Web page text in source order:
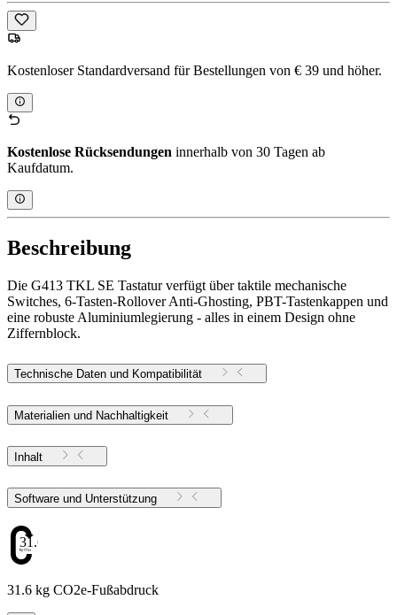
Kostenloser Standardversand für Bestellungen von € 39 und höher.
Kostenlose Rücksendungen innerhalb von 30 Tagen ab
Kaufdatum.
Beschreibung
Die G413 TKL SE Tastatur verfügt über taktile mechanische
Switches, 6-Tasten-Rollover Anti-Ghosting, PBT-Tastenkappen und
eine robuste Aluminiumlegierung - alles in einem Design ohne
Ziffernblock.
Technische Daten und Kompatibilität
Materialien und Nachhaltigkeit
Inhalt
Software und Unterstützung
31.6
31.6 kg CO2e-Fußabdruck